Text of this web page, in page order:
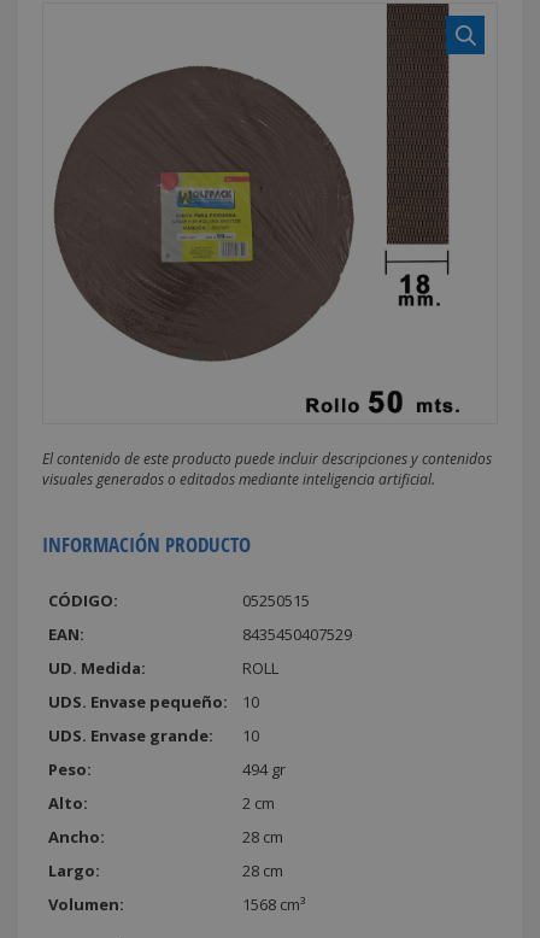
El contenido de este producto puede incluir descripciones y contenidos
visuales generados o editados mediante inteligencia artificial.
INFORMACIÓN PRODUCTO
CÓDIGO:
05250515
EAN:
8435450407529
UD. Medida:
ROLL
UDS. Envase pequeño:
10
UDS. Envase grande:
10
Peso:
494 gr
Alto:
2 cm
Ancho:
28 cm
Largo:
28 cm
Volumen:
1568 cm³